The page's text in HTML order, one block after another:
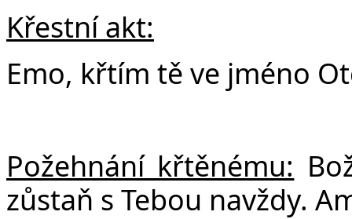
Křestní akt:
Emo, křtím tě ve jméno
Požehnání křtěnému:
zůstaň s Tebou navždy.